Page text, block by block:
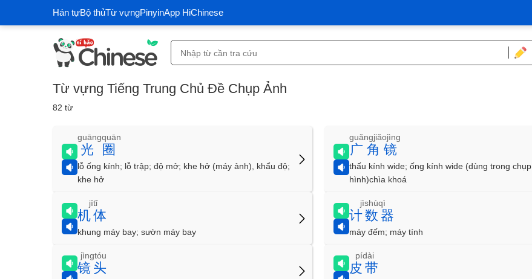
Hán tựBộ thủTừ vựngPinyinApp HiChinese
Từ vựng Tiếng Trung Chủ Đề Chụp Ảnh
82 từ
光圈
guāngquān
lỗ ống kính; lỗ trập; độ mở; khe hở (máy ảnh), khẩu độ;
khe hở
广角镜
guǎngjiǎojìng
thấu kính wide; ống kính wide (dùng trong chụp
hình)chìa khoá
机体
jītǐ
khung máy bay; sườn máy bay
计数器
jìshùqì
máy đếm; máy tính
镜头
jìngtóu
皮带
pídài